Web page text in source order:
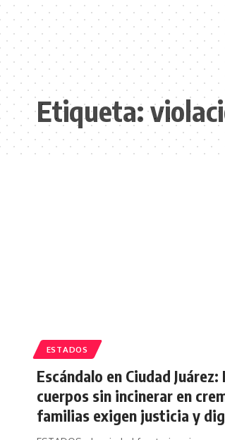
Etiqueta:
ESTADOS
Escándalo en Ciudad
cuerpos sin incinerar en
familias exigen justicia y